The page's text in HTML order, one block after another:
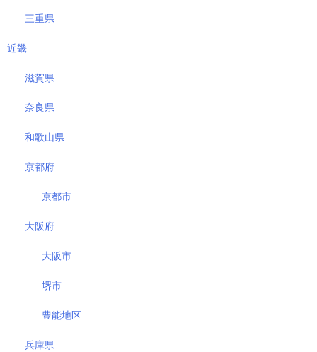
三重県
近畿
滋賀県
奈良県
和歌山県
京都府
京都市
大阪府
大阪市
堺市
豊能地区
兵庫県